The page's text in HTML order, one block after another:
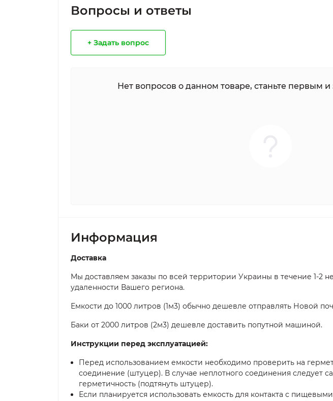
Вопросы и ответы
+ Задать вопрос
Нет вопросов о данном товаре, станьте первым и
Информация
Доставка
Мы доставляем заказы по всей территории Украины в течение 1-2
удаленности Вашего региона.
Емкости до 1000 литров (1м3) обычно дешевле отправлять Новой
Баки от 2000 литров (2м3) дешевле доставить попутной машиной.
Инструкции перед эксплуатацией:
Перед использованием емкости необходимо проверить на
соединение (штуцер). В случае неплотного соединения следует
герметичность (подтянуть штуцер).
Если планируется использовать емкость для контакта с